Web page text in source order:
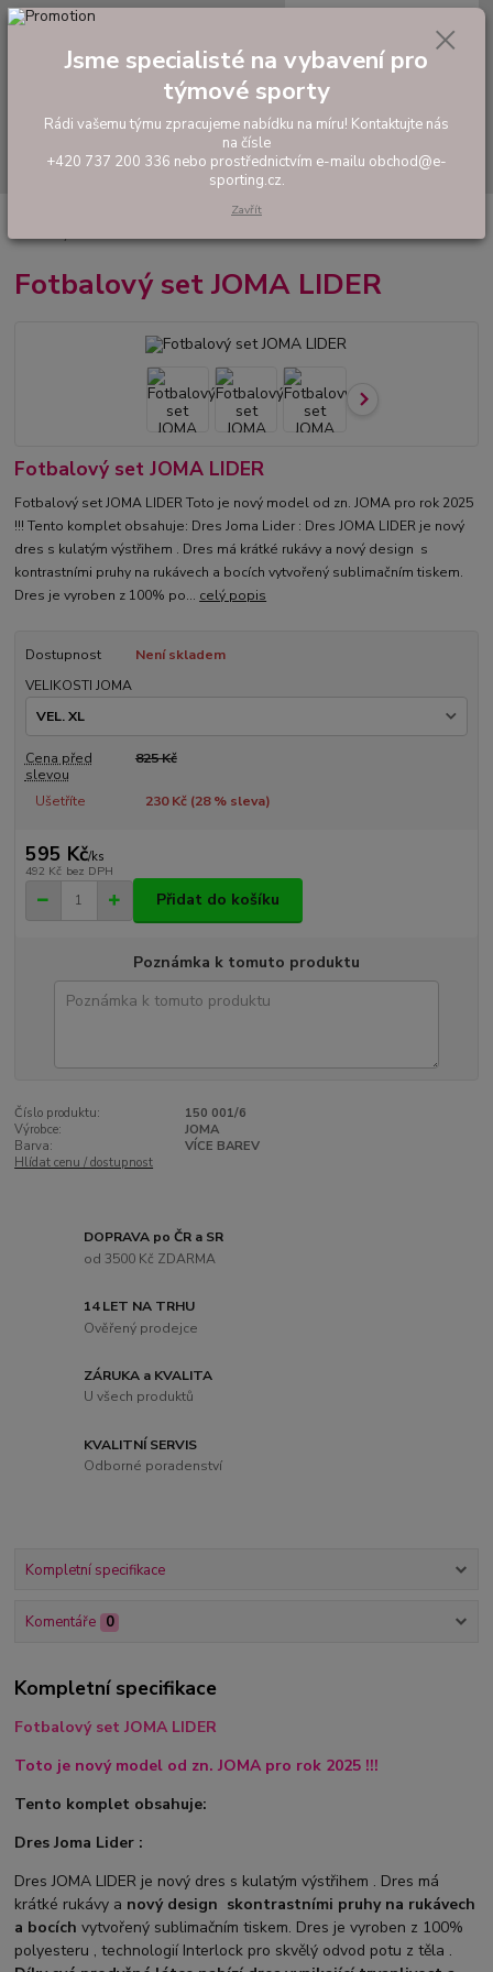
Hledat
tel: +420 737 200 336
0,00 Kč
Tréninkové oblečení
Fotbalový set JOMA LIDER
Fotbalový set JOMA LIDER
Fotbalový set JOMA LIDER
Fotbalový set JOMA LIDER Toto je nový model od zn. JOMA pro rok 2025
!!! Tento komplet obsahuje: Dres Joma Lider : Dres JOMA LIDER je nový
dres s kulatým výstřihem . Dres má krátké rukávy a nový design s
kontrastními pruhy na rukávech a bocích vytvořený sublimačním tiskem.
Dres je vyroben z 100% po... celý popis
Dostupnost
Není skladem
VELIKOSTI JOMA
Cena před
slevou
825 Kč
Ušetříte 230 Kč (28% sleva)
595 Kč/ks
492 Kč bez DPH
Přidat do košíku
Poznámka k tomuto produktu
Číslo produktu:
150 001/6
Výrobce:
JOMA
Barva:
VÍCE BAREV
Hlídat cenu / dostupnost
DOPRAVA po ČR a SR
od 3500 Kč ZDARMA
14 LET NA TRHU
Ověřený prodejce
ZÁRUKA a KVALITA
U všech produktů
KVALITNÍ SERVIS
Odborné poradenství
Kompletní specifikace
Komentáře 0
Kompletní specifikace
Fotbalový set JOMA LIDER
Toto je nový model od zn. JOMA pro rok 2025 !!!
Tento komplet obsahuje:
Dres Joma Lider :
Dres JOMA LIDER je nový dres s kulatým výstřihem . Dres má
krátké rukávy a nový design skontrastními pruhy na rukávech
a bocíchvytvořený sublimačním tiskem. Dres je vyroben z 100%
polyesteru , technologií Interlock pro skvělý odvod potu z těla .
Jsme specialisté na vybavení pro
týmové sporty
Rádi vašemu týmu zpracujeme nabídku na míru! Kontaktujte nás
na čísle
+420 737 200 336 nebo prostřednictvím e-mailu obchod@e-
sporting.cz.
Zavřít